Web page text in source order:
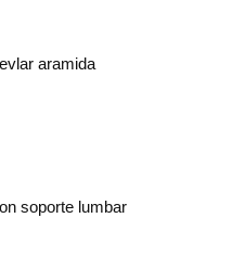
aramida
soporte lumbar